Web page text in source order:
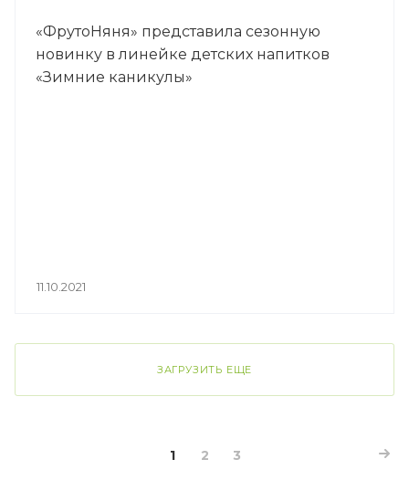
«ФрутоНяня» представила сезонную
новинку в линейке детских напитков
«Зимние каникулы»
11.10.2021
ЗАГРУЗИТЬ ЕЩЕ
1 2 3